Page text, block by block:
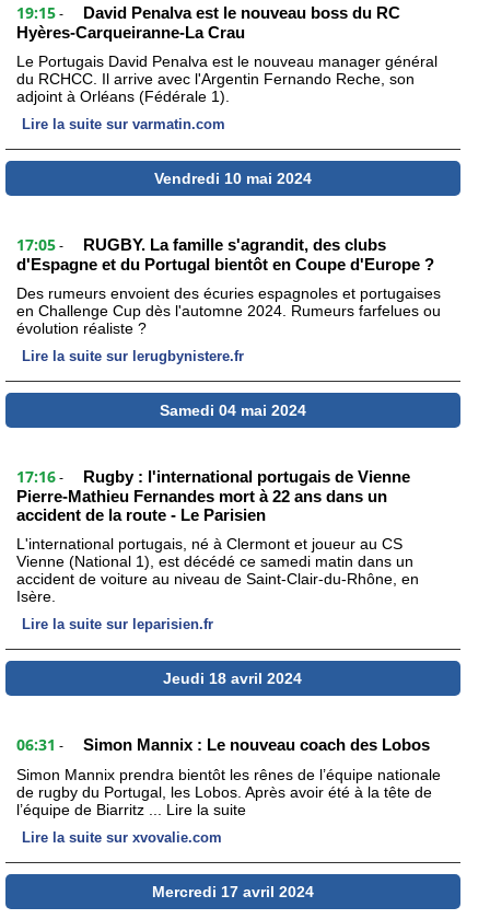
19:15 -
David Penalva est le nouveau boss du RC
Hyères-Carqueiranne-La Crau
Le Portugais David Penalva est le nouveau manager général
du RCHCC. Il arrive avec l'Argentin Fernando Reche, son
adjoint à Orléans (Fédérale 1).
Lire la suite sur varmatin.com
Vendredi 10 mai 2024
17:05 -
RUGBY. La famille s'agrandit, des clubs
d'Espagne et du Portugal bientôt en Coupe d'Europe ?
Des rumeurs envoient des écuries espagnoles et portugaises
en Challenge Cup dès l'automne 2024. Rumeurs farfelues ou
évolution réaliste ?
Lire la suite sur lerugbynistere.fr
Samedi 04 mai 2024
17:16 -
Rugby : l'international portugais de Vienne
Pierre-Mathieu Fernandes mort à 22 ans dans un
accident de la route - Le Parisien
L'international portugais, né à Clermont et joueur au CS
Vienne (National 1), est décédé ce samedi matin dans un
accident de voiture au niveau de Saint-Clair-du-Rhône, en
Isère.
Lire la suite sur leparisien.fr
Jeudi 18 avril 2024
06:31 - Simon Mannix : Le nouveau coach des Lobos
Simon Mannix prendra bientôt les rênes de l’équipe nationale
de rugby du Portugal, les Lobos. Après avoir été à la tête de
l’équipe de Biarritz ... Lire la suite
Lire la suite sur xvovalie.com
Mercredi 17 avril 2024